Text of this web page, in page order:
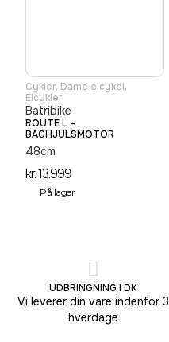
Cykler, Dame elcykel,
Elcykler
Batribike
ROUTE L –
BAGHJULSMOTOR
48cm
kr.13.999
På lager
UDBRINGNING I DK
Vi leverer din vare indenfor 3
hverdage